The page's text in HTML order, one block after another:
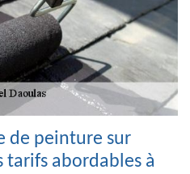
de peinture sur
abordables à